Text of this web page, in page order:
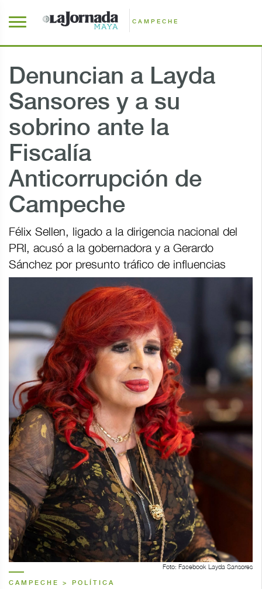
CAMPECHE
Denuncian a Layda
Sansores y a su
sobrino ante la
Fiscalía
Anticorrupción de
Campeche
Félix Sellen, ligado a la dirigencia nacional del
PRI, acusó a la gobernadora y a Gerardo
Sánchez por presunto tráfico de influencias
Foto: Facebook Layda Sansores
CAMPECHE > POLÍTICA